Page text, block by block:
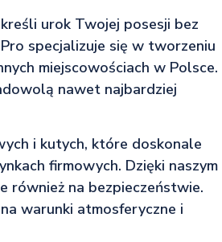
urok Twojej posesji bez
specjalizuje się w tworzeniu
miejscowościach w Polsce.
nawet najbardziej
i kutych, które doskonale
firmowych. Dzięki naszym
również na bezpieczeństwie.
warunki atmosferyczne i